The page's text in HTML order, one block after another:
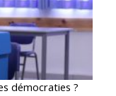
démocraties ?